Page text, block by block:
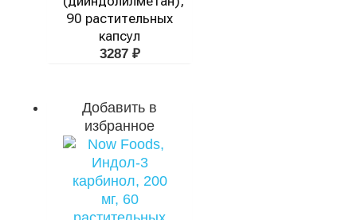
90 растительных
капсул
3287 ₽
Добавить в
избранное